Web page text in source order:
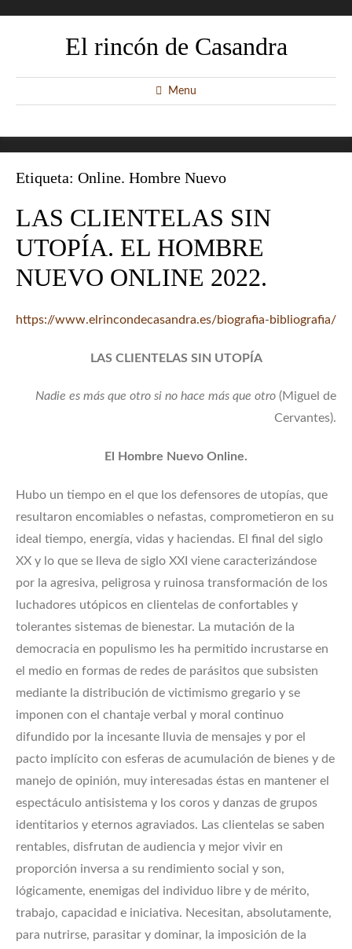
El rincón de Casandra
Menu
Etiqueta: Online. Hombre Nuevo
LAS CLIENTELAS SIN
UTOPÍA. EL HOMBRE
NUEVO ONLINE 2022.
https://www.elrincondecasandra.es/biografia-bibliografia/
LAS CLIENTELAS SIN UTOPÍA
Nadie es más que otro si no hace más que otro (Miguel de
Cervantes).
El Hombre Nuevo Online.
Hubo un tiempo en el que los defensores de utopías, que
resultaron encomiables o nefastas, comprometieron en su
ideal tiempo, energía, vidas y haciendas. El final del siglo
XX y lo que se lleva de siglo XXI viene caracterizándose
por la agresiva, peligrosa y ruinosa transformación de los
luchadores utópicos en clientelas de confortables y
tolerantes sistemas de bienestar. La mutación de la
democracia en populismo les ha permitido incrustarse en
el medio en formas de redes de parásitos que subsisten
mediante la distribución de victimismo gregario y se
imponen con el chantaje verbal y moral continuo
difundido por la incesante lluvia de mensajes y por el
pacto implícito con esferas de acumulación de bienes y de
manejo de opinión, muy interesadas éstas en mantener el
espectáculo antisistema y los coros y danzas de grupos
identitarios y eternos agraviados. Las clientelas se saben
rentables, disfrutan de audiencia y mejor vivir en
proporción inversa a su rendimiento social y son,
lógicamente, enemigas del individuo libre y de mérito,
trabajo, capacidad e iniciativa. Necesitan, absolutamente,
para nutrirse, parasitar y dominar, la imposición de la